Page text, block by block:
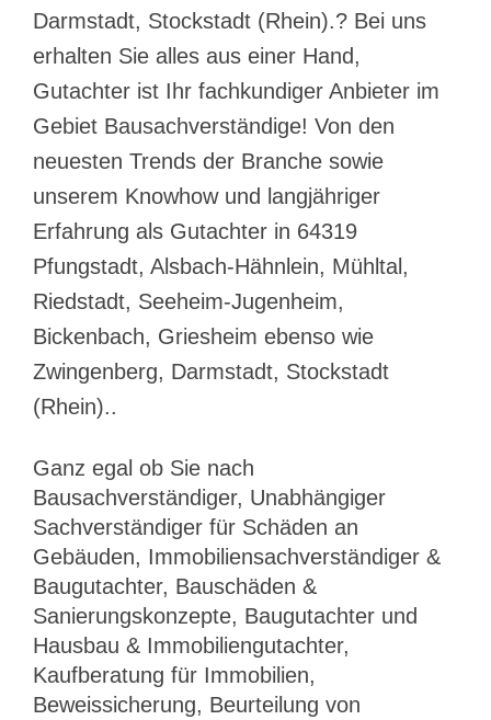
Darmstadt, Stockstadt (Rhein).? Bei uns
erhalten Sie alles aus einer Hand,
Gutachter ist Ihr fachkundiger Anbieter im
Gebiet Bausachverständige! Von den
neuesten Trends der Branche sowie
unserem Knowhow und langjähriger
Erfahrung als Gutachter in 64319
Pfungstadt, Alsbach-Hähnlein, Mühltal,
Riedstadt, Seeheim-Jugenheim,
Bickenbach, Griesheim ebenso wie
Zwingenberg, Darmstadt, Stockstadt
(Rhein)..
Ganz egal ob Sie nach
Bausachverständiger, Unabhängiger
Sachverständiger für Schäden an
Gebäuden, Immobiliensachverständiger &
Baugutachter, Bauschäden &
Sanierungskonzepte, Baugutachter und
Hausbau & Immobiliengutachter,
Kaufberatung für Immobilien,
Beweissicherung, Beurteilung von